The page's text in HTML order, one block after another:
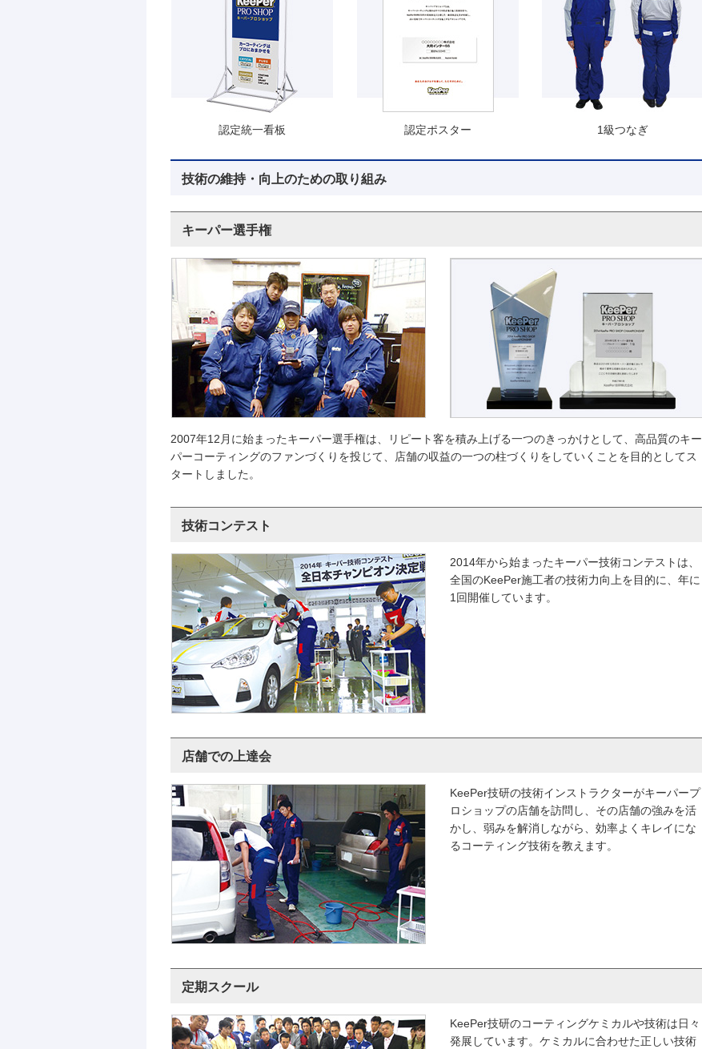
認定統一看板 認定ポスター 1級つなぎ
技術の維持・向上のための取り組み
キーパー選手権
2007年12月に始まったキーパー選手権は、リピート客を積み上げる一つのきっかけとして、高品質のキー
パーコーティングのファンづくりを投じて、店舗の収益の一つの柱づくりをしていくことを目的としてス
タートしました。
技術コンテスト
2014年から始まったキーパー技術コンテストは、
全国のKeePer施工者の技術力向上を目的に、年に
1回開催しています。
店舗での上達会
KeePer技研の技術インストラクターがキーパープ
ロショップの店舗を訪問し、その店舗の強みを活
かし、弱みを解消しながら、効率よくキレイにな
るコーティング技術を教えます。
定期スクール
KeePer技研のコーティングケミカルや技術は日々
発展しています。ケミカルに合わせた正しい技術